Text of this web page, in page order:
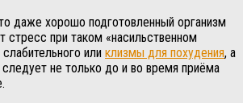
даже хорошо подготовленный организм
стресс при таком «насильственном
или клизмы для похудения, а
не только до и во время приёма